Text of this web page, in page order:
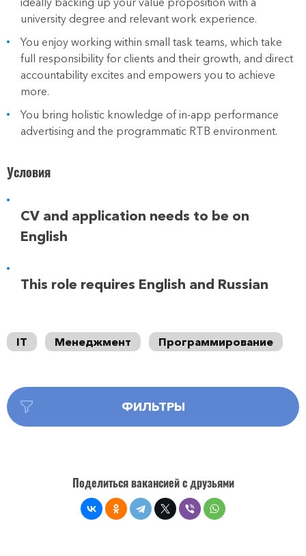
university degree and relevant work experience.
You enjoy working within small task teams, which take
full responsibility for clients and their growth, and direct
accountability excites and empowers you to achieve
more.
You bring holistic knowledge of in-app performance
advertising and the programmatic RTB environment.
Условия
CV and application needs to be on
English
This role requires English and Russian
IT Менеджмент Программирование
ФИЛЬТРЫ
Поделиться вакансией с друзьями